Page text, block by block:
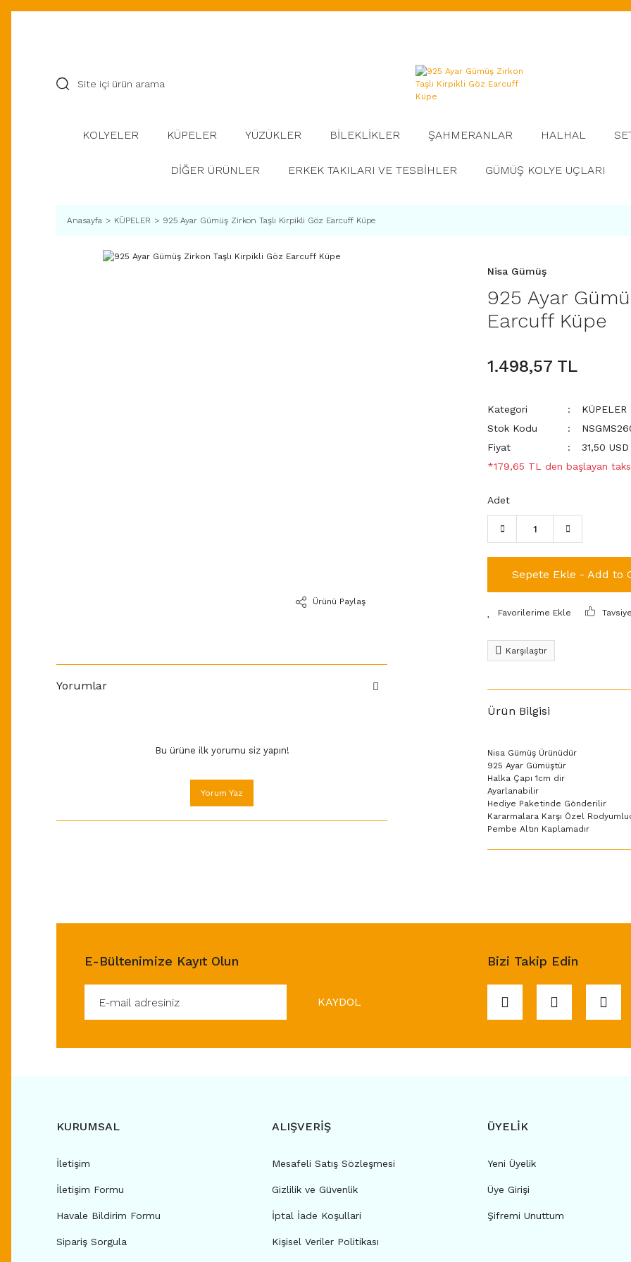
KOLYELER KÜPELER YÜZÜKLER BİLEKLİKLER ŞAHMERANLAR HALHAL
DİĞER ÜRÜNLER ERKEK TAKILARI VE TESBİHLER GÜMÜŞ KOLYE UÇLARI
Anasayfa KÜPELER 925 Ayar Gümüş Zirkon Taşlı Kirpikli Göz Earcuff Küpe
Ürünü Paylaş
Yorumlar
Bu ürüne ilk yorumu siz yapın!
Yorum Yaz
Nisa Gümüş
925 Ayar
Earcuff Küpe
1.498,57 TL
Kategori
KÜPELER
Stok Kodu
Fiyat
31,50
*179,65 TL den başlayan
Adet
Sepete Ekle - Add to
Karşılaştır
Ürün Bilgisi
Nisa Gümüş Ürünüdür
925 Ayar Gümüştür
Halka Çapı 1cm dir
Ayarlanabilir
Hediye Paketinde Gönderilir
Kararmalara Karşı Özel
Pembe Altın Kaplamadır
E-Bültenimize Kayıt Olun
KAYDOL
Bizi Takip Edin
KURUMSAL
İletişim
İletişim Formu
Havale Bildirim Formu
Sipariş Sorgula
ALIŞVERİŞ
Mesafeli Satış Sözleşmesi
Gizlilik ve Güvenlik
İptal İade Koşullari
Kişisel Veriler Politikası
ÜYELİK
Yeni Üyelik
Üye Girişi
Şifremi Unuttum